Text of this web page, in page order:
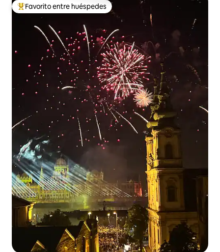
Favorito entre huéspedes preferido
Favorito entre huéspedes